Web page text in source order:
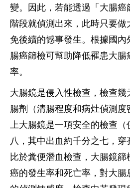
變。因此，若能透過「大腸癌
階段就偵測出來，此時只要
免後續的憾事發生。根據國內
腸癌篩檢可幫助降低罹患大腸
率。
大腸鏡是侵入性檢查，檢查
腸劑（清腸程度和病灶偵測
上大腸鏡是一項安全的檢查（
八，其中出血約千分之七，穿
比於糞便潛血檢查，大腸鏡
癌的發生率和死亡率，對大腸